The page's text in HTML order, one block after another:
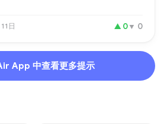
日 ▲ 0▼ 0
App 中查看更多提示